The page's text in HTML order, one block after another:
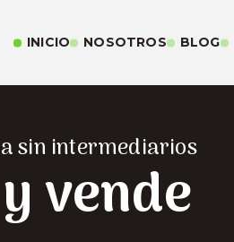
INICIO NOSOTROS BLOG
sin intermediarios
vende